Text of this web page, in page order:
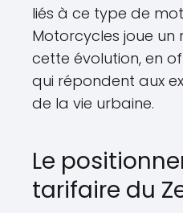
liés à ce type de
Motorcycles joue
cette évolution, en
qui répondent aux
de la vie urbaine.
Le
tarifaire du